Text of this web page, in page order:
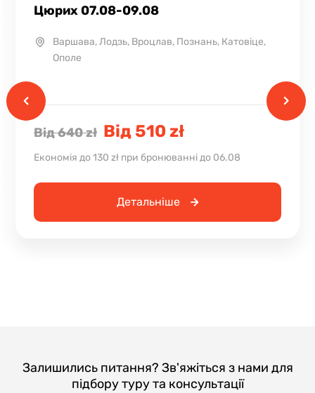
Цюрих 07.08-09.08
Варшава, Лодзь, Вроцлав, Познань, Катовіце,
Ополе
Від 640 zł Від 510 zł
Економія до 130 zł при бронюванні до 06.08
Детальніше
Залишились питання? Зв'яжіться з нами для
підбору туру та консультації